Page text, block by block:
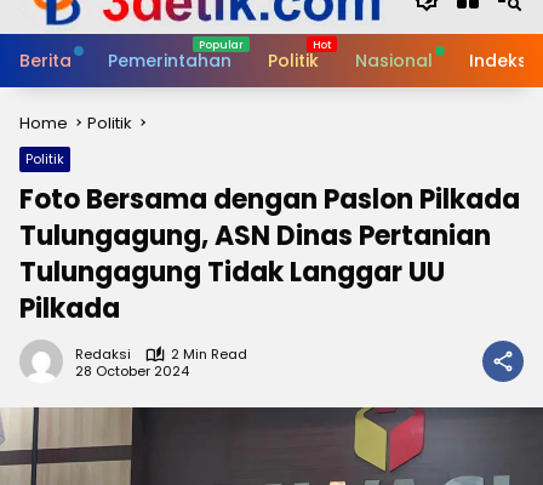
Berita Pemerintahan Politik Nasional Indeks
Home Politik
Politik
Foto Bersama dengan Paslon Pilkada
Tulungagung, ASN Dinas Pertanian
Tulungagung Tidak Langgar UU
Pilkada
Redaksi
2 Min Read
28 October 2024